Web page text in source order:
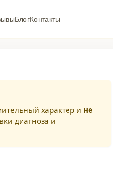
БлогКонтакты
характер и не
диагноза и